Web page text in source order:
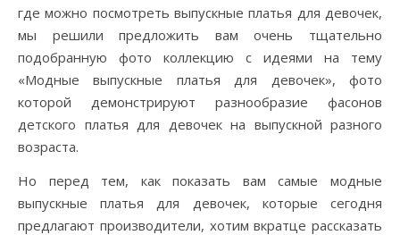
где можно посмотреть выпускные платья для девочек,
мы решили предложить вам очень тщательно
подобранную фото коллекцию с идеями на тему
«Модные выпускные платья для девочек», фото
которой демонстрируют разнообразие фасонов
детского платья для девочек на выпускной разного
возраста.
Но перед тем, как показать вам самые модные
выпускные платья для девочек, которые сегодня
предлагают производители, хотим вкратце рассказать